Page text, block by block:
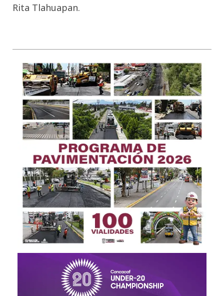
Rita Tlahuapan.